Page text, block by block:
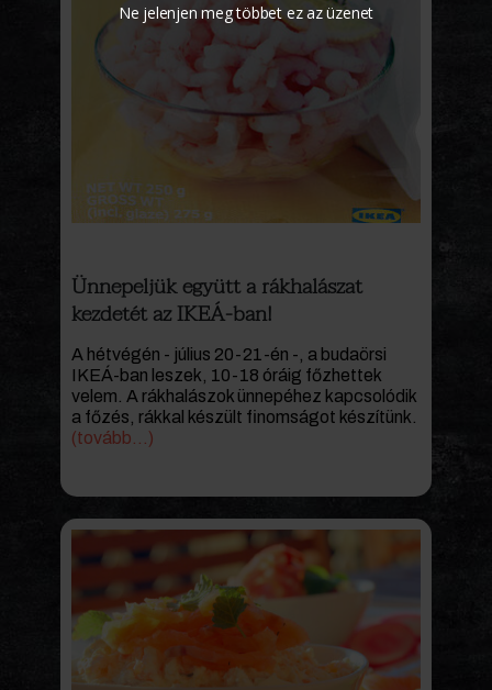
Ünnepeljük együtt a rákhalászat
kezdetét az IKEÁ-ban!
A hétvégén - július 20-21-én -, a budaörsi
IKEÁ-ban leszek, 10-18 óráig főzhettek
velem. A rákhalászok ünnepéhez kapcsolódik
a főzés, rákkal készült finomságot készítünk.
(tovább…)
Ne jelenjen meg többet ez az üzenet